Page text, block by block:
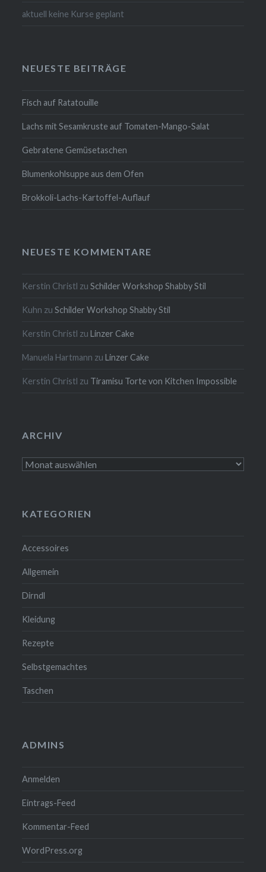
aktuell keine Kurse geplant
NEUESTE BEITRÄGE
Fisch auf Ratatouille
Lachs mit Sesamkruste auf Tomaten-Mango-Salat
Gebratene Gemüsetaschen
Blumenkohlsuppe aus dem Ofen
Brokkoli-Lachs-Kartoffel-Auflauf
NEUESTE KOMMENTARE
Kerstin Christl zuSchilder Workshop Shabby Stil
Kuhn zuSchilder Workshop Shabby Stil
Kerstin Christl zuLinzer Cake
Manuela Hartmann zuLinzer Cake
Kerstin Christl zu Tiramisu Torte von Kitchen Impossible
ARCHIV
Archiv
KATEGORIEN
Accessoires
Allgemein
Dirndl
Kleidung
Rezepte
Selbstgemachtes
Taschen
ADMINS
Anmelden
Eintrags-Feed
Kommentar-Feed
WordPress.org